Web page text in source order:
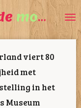
mooiste
viert 80
met
in het
Museum